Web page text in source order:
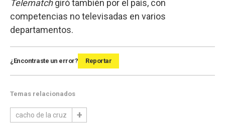
Telematchgiró también por el país, con
competencias no televisadas en varios
departamentos.
¿Encontraste un error? Reportar
Temas relacionados
cacho de la cruz